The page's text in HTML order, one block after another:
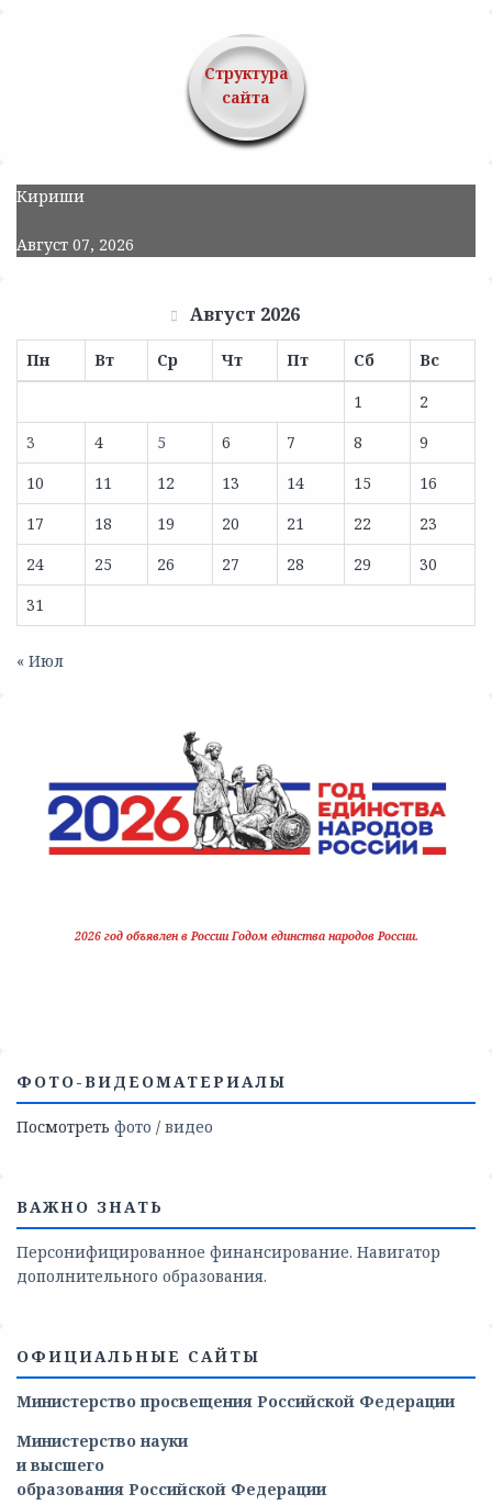
Структура
сайта
Кириши
Август 07, 2026
Август 2026
Пн Вт Ср Чт Пт Сб
Вс
1
2
3
4 5 6 7 8
9
10
11 12 13 14 15
16
17
18 19 20 21 22
23
24
25 26 27 28 29
30
31
« Июл
2026 год объявлен в России Годом единства народов России.
ФОТО-ВИДЕОМАТЕРИАЛЫ
Посмотреть фото / видео
ВАЖНО ЗНАТЬ
Персонифицированное финансирование. Навигатор
дополнительного образования.
ОФИЦИАЛЬНЫЕ САЙТЫ
Министерство просвещения Российской Федерации
Министерство науки
и высшего
образования Российской Федерации